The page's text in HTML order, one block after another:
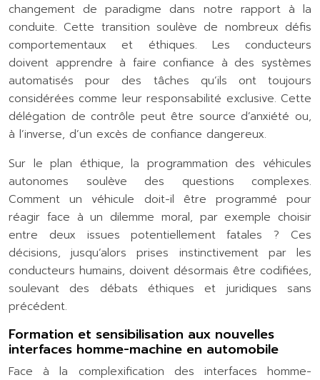
changement de paradigme dans notre rapport à la
conduite. Cette transition soulève de nombreux défis
comportementaux et éthiques. Les conducteurs
doivent apprendre à faire confiance à des systèmes
automatisés pour des tâches qu’ils ont toujours
considérées comme leur responsabilité exclusive. Cette
délégation de contrôle peut être source d’anxiété ou,
à l’inverse, d’un excès de confiance dangereux.
Sur le plan éthique, la programmation des véhicules
autonomes soulève des questions complexes.
Comment un véhicule doit-il être programmé pour
réagir face à un dilemme moral, par exemple choisir
entre deux issues potentiellement fatales ? Ces
décisions, jusqu’alors prises instinctivement par les
conducteurs humains, doivent désormais être codifiées,
soulevant des débats éthiques et juridiques sans
précédent.
Formation et sensibilisation aux nouvelles
interfaces homme-machine en automobile
Face à la complexification des interfaces homme-